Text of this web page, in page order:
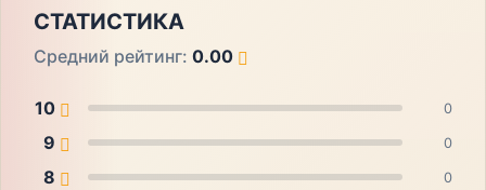
СТАТИСТИКА
Средний рейтинг: 0.00
10 0
9 0
8 0